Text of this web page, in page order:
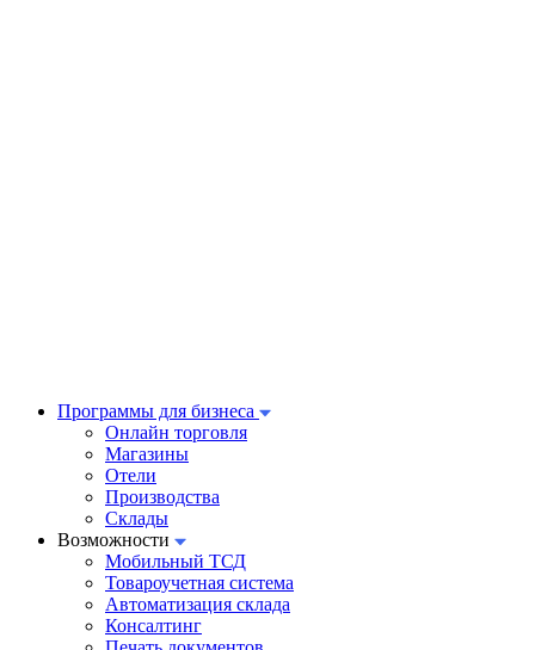
Программы для бизнеса
Онлайн торговля
Магазины
Отели
Производства
Склады
Возможности
Мобильный ТСД
Товароучетная система
Автоматизация склада
Консалтинг